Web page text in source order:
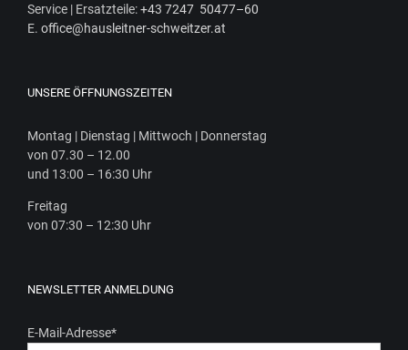
Ser­vice | Ersatz­tei­le:+43 7247 50477–60
E. office@hausleitner-schweitzer.at
UNSERE ÖFFNUNGSZEITEN
Mon­tag | Diens­tag | Mitt­woch | Donnerstag
von 07.30 – 12.00
und 13:00 – 16:30 Uhr
Frei­tag
von 07:30 – 12:30 Uhr
NEWSLETTER ANMELDUNG
E-Mail-Adresse*